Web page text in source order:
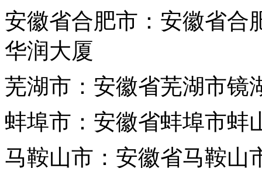
安徽省合肥市：安徽省合
华润大厦
芜湖市：安徽省芜湖市镜
蚌埠市：安徽省蚌埠市蚌
马鞍山市：安徽省马鞍山